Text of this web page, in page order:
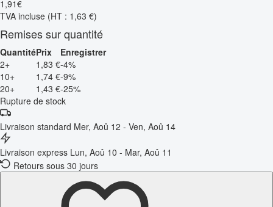
1 ,91€
TVA incluse (HT : 1,63 €)
Remises sur quantité
QuantitéPrix
Enregistrer
2+
1,83 €-4%
10+
1,74 €-9%
20+
1,43 €-25%
Rupture de stock
Livraison standard Mer, Aoû 12 - Ven, Aoû 14
Livraison express Lun, Aoû 10 - Mar, Aoû 11
Retours sous 30 jours